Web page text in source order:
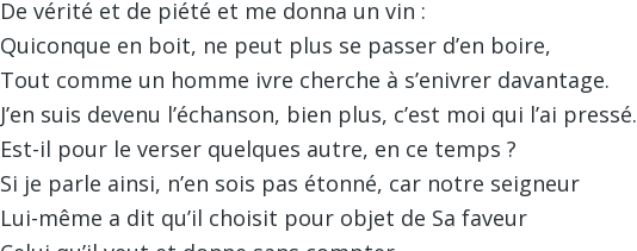
De vérité et de piété et me donna un vin :
Quiconque en boit, ne peut plus se passer d’en boire,
Tout comme un homme ivre cherche à s’enivrer davantage.
J’en suis devenu l’échanson, bien plus, c’est moi qui l’ai pressé.
Est-il pour le verser quelques autre, en ce temps ?
Si je parle ainsi, n’en sois pas étonné, car notre seigneur
Lui-même a dit qu’il choisit pour objet de Sa faveur